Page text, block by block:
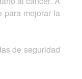
para mejorar la
de seguridad